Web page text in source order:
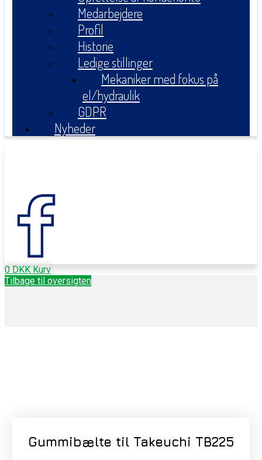
Medarbejdere
Profil
Historie
Ledige stillinger
Mekaniker med fokus på
el/hydraulik
GDPR
Nyheder
0 DKK Kurv
Tilbage til oversigten
Gummibælte til Takeuchi TB225